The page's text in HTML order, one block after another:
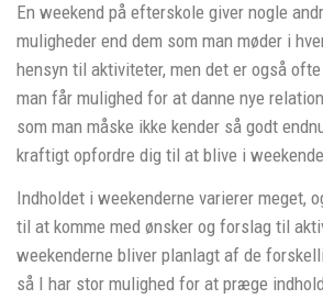
En weekend på efterskole giver nogle
muligheder end dem som man møder i
hensyn til aktiviteter, men det er også
man får mulighed for at danne nye
som man måske ikke kender så godt
kraftigt opfordre dig til at blive i
Indholdet i weekenderne varierer meget,
til at komme med ønsker og forslag til
weekenderne bliver planlagt af de
så I har stor mulighed for at præge